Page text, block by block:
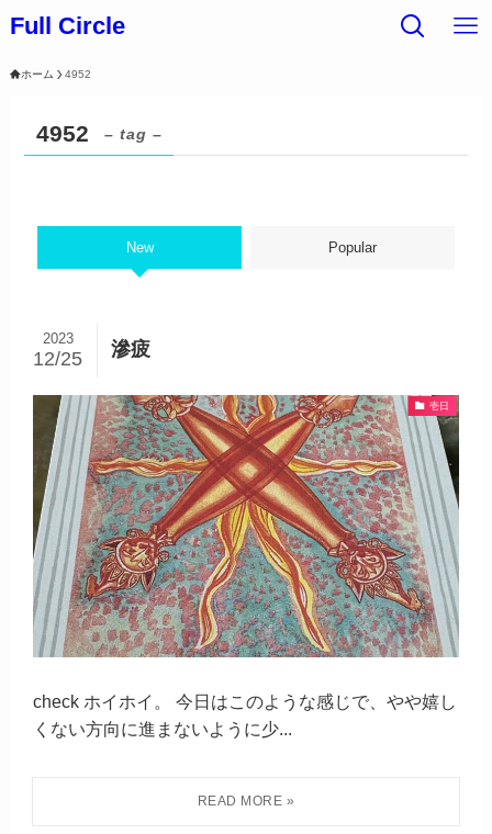
Full Circle
ホーム 4952
4952 – tag –
New Popular
滲疲
2023
12/25
壱日
check ホイホイ。 今日はこのような感じで、やや嬉し
くない方向に進まないように少...